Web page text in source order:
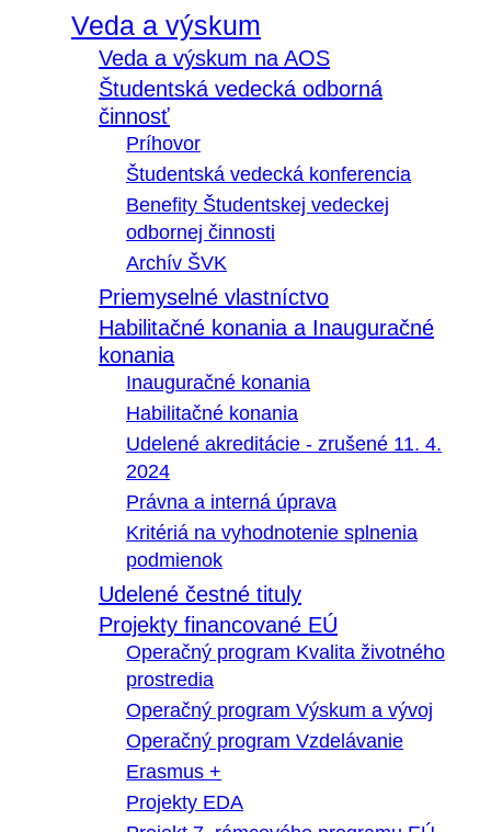
Veda a výskum
Veda a výskum na AOS
Študentská vedecká odborná
činnosť
Príhovor
Študentská vedecká konferencia
Benefity Študentskej vedeckej
odbornej činnosti
Archív ŠVK
Priemyselné vlastníctvo
Habilitačné konania a Inauguračné
konania
Inauguračné konania
Habilitačné konania
Udelené akreditácie - zrušené 11. 4.
2024
Právna a interná úprava
Kritériá na vyhodnotenie splnenia
podmienok
Udelené čestné tituly
Projekty financované EÚ
Operačný program Kvalita životného
prostredia
Operačný program Výskum a vývoj
Operačný program Vzdelávanie
Erasmus +
Projekty EDA